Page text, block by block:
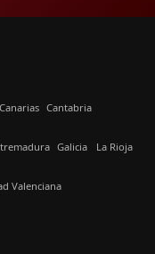
Canarias Cantabria
Galicia La Rioja
Valenciana